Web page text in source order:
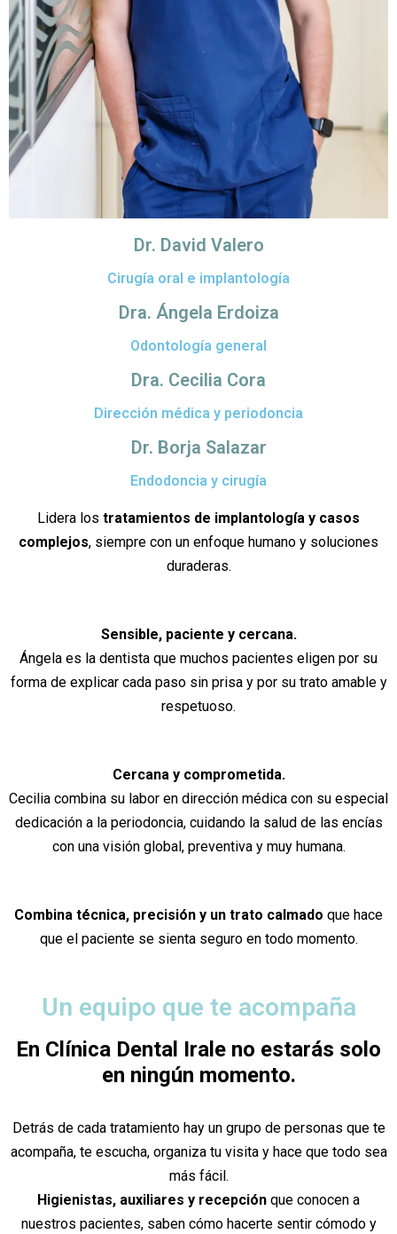
Dr. David Valero
Cirugía oral e implantología
Dra. Ángela Erdoiza
Odontología general
Dra. Cecilia Cora
Dirección médica y periodoncia
Dr. Borja Salazar
Endodoncia y cirugía
Lidera los tratamientos de implantología y casos
complejos, siempre con un enfoque humano y soluciones
duraderas.
Sensible, paciente y cercana.
Ángela es la dentista que muchos pacientes eligen por su
forma de explicar cada paso sin prisa y por su trato amable y
respetuoso.
Cercana y comprometida.
Cecilia combina su labor en dirección médica con su especial
dedicación a la periodoncia, cuidando la salud de las encías
con una visión global, preventiva y muy humana.
Combina técnica, precisión y un trato calmado que hace
que el paciente se sienta seguro en todo momento.
Un equipo que te acompaña
En Clínica Dental Irale no estarás solo
en ningún momento.
Detrás de cada tratamiento hay un grupo de personas que te
acompaña, te escucha, organiza tu visita y hace que todo sea
más fácil.
Higienistas, auxiliares y recepción que conocen a
nuestros pacientes, saben cómo hacerte sentir cómodo y